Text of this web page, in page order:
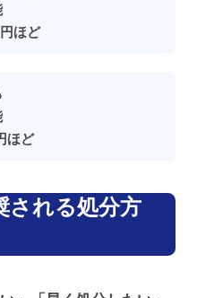
ほど
ほど
される処分方